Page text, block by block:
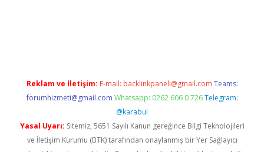
Reklam ve İletişim: E-mail: backlinkpaneli@gmail.com Teams:
forumhizmeti@gmail.com Whatsapp: 0262 606 0 726 Telegram:
@karabul
Yasal Uyarı: Sitemiz, 5651 Sayılı Kanun gereğince Bilgi Teknolojileri
ve İletişim Kurumu (BTK) tarafından onaylanmış bir Yer Sağlayıcı